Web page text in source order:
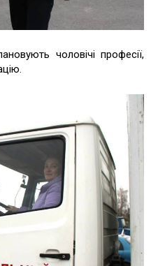
чоловічі професії,